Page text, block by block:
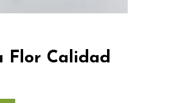
Flor Calidad